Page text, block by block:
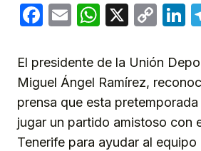
Facebook
Email X
El presidente de la Unión
Miguel Ángel Ramírez,
prensa que esta
jugar un partido amistoso con
Tenerife para ayudar al